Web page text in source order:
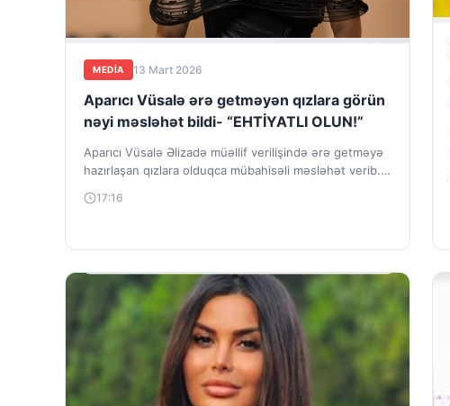
MEDİA 13 Mart 2026
Aparıcı Vüsalə ərə getməyən qızlara görün
nəyi məsləhət bildi- “EHTİYATLI OLUN!”
Aparıcı Vüsalə Əlizadə müəllif verilişində ərə getməyə
hazırlaşan qızlara olduqca mübahisəli məsləhət verib.
“Bəziləri deyir pul üzərində ailə qurulmamalıdır. İndiki...
17:16